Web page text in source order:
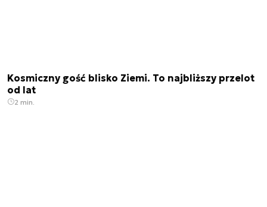
Kosmiczny gość blisko Ziemi. To najbliższy przelot
od lat
2 min.